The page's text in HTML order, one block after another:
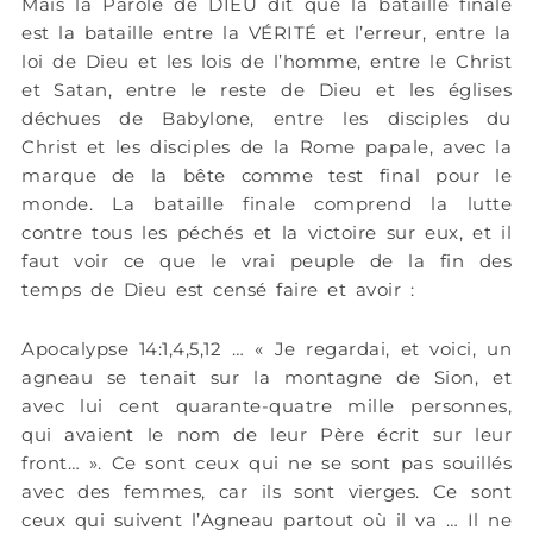
est la bataille entre la VÉRITÉ et l’erreur, entre la
loi de Dieu et les lois de l’homme, entre le Christ
et Satan, entre le reste de Dieu et les églises
déchues de Babylone, entre les disciples du
Christ et les disciples de la Rome papale, avec la
marque de la bête comme test final pour le
monde. La bataille finale comprend la lutte
contre tous les péchés et la victoire sur eux, et il
faut voir ce que le vrai peuple de la fin des
temps de Dieu est censé faire et avoir :
Apocalypse 14:1,4,5,12 … « Je regardai, et voici, un
agneau se tenait sur la montagne de Sion, et
avec lui cent quarante-quatre mille personnes,
qui avaient le nom de leur Père écrit sur leur
front… ». Ce sont ceux qui ne se sont pas souillés
avec des femmes, car ils sont vierges. Ce sont
ceux qui suivent l’Agneau partout où il va … Il ne